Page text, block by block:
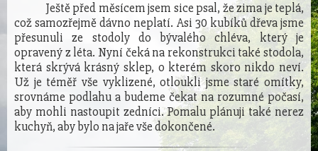
Ještě před měsícem jsem sice psal, že zima je teplá,
což samozřejmě dávno neplatí. Asi 30 kubíků dřeva jsme
přesunuli ze stodoly do bývalého chléva, který je
opravený z léta. Nyní čeká na rekonstrukci také stodola,
která skrývá krásný sklep, o kterém skoro nikdo neví.
Už je téměř vše vyklizené, otloukli jsme staré omítky,
srovnáme podlahu a budeme čekat na rozumné počasí,
aby mohli nastoupit zedníci. Pomalu plánuji také nerez
kuchyň, aby bylo na jaře vše dokončené.